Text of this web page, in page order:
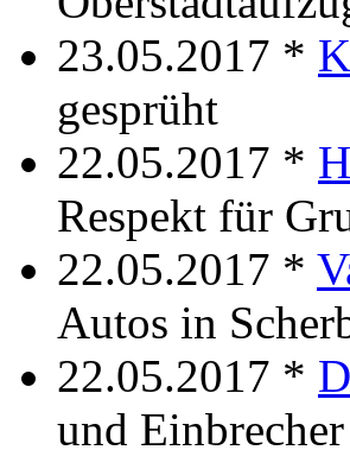
23.05.2017 *
gesprüht
22.05.2017 *
Respekt für
22.05.2017 *
Autos in
22.05.2017 *
und